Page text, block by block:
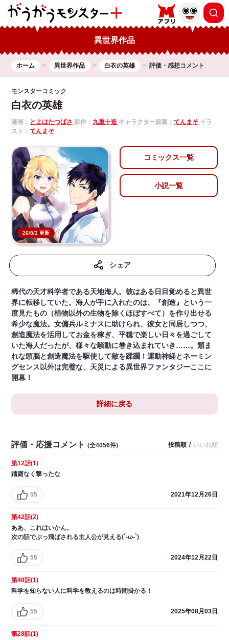
異世界作品
ホーム 異世界作品 白衣の英雄 評価・感想コメント
モンスターコミック
白衣の英雄
漫画： とよはたつばさ 原作： 九重十造 キャラクター原案：てんまそ イラ
スト：てんまそ
26/8/2 更新
コミックス一覧
小説一覧
シェア
稀代の天才科学者である天地海人。彼はある日目覚めると異世
界に転移していた。海人が手に入れたのは、『創造』という一
度見たもの（植物以外の生物を除くほぼすべて）を作り出せる
希少な魔法。女傭兵ルミナスに助けられ、彼女と同居しつつ、
創造魔法を活用してお金を稼ぎ、平穏で楽しい日々を過ごして
いた海人だったが、様々な騒動に巻き込まれていき……。類ま
れな頭脳と創造魔法を駆使して敵を蹂躙！運動神経とネーミン
グセンス以外は完璧な、天災による異世界ファンタジーここに
開幕！
詳細に戻る
評価・応援コメント (全4056件) 投稿順 / いいね順
第12話(1)
躊躇なく撃ったな
55 2021年12月26日
第42話(2)
ああ、これはいかん。
次の話でぶっ飛ばされる主人公が見える(´-ω-`)
55 2024年12月22日
第48話(1)
科学を知らない人に科学を教えるのは時間掛かる！
55 2025年08月03日
第28話(1)